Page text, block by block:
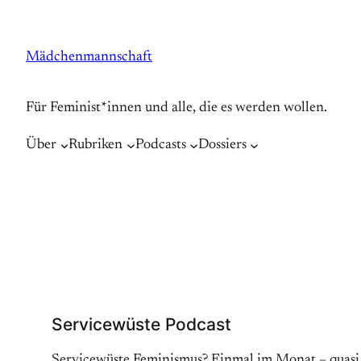
springen
Mädchenmannschaft
Für Feminist*innen und alle, die es werden wollen.
Über Rubriken Podcasts Dossiers
Servicewüste Podcast